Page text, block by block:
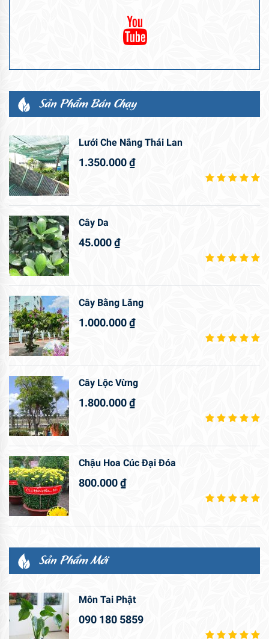
Sản Phẩm Bán Chạy
Lưới Che Nắng Thái Lan
1.350.000₫
Cây Da
45.000₫
Cây Bằng Lăng
1.000.000₫
Cây Lộc Vừng
1.800.000₫
Chậu Hoa Cúc Đại Đóa
800.000₫
Sản Phẩm Mới
Môn Tai Phật
090 180 5859